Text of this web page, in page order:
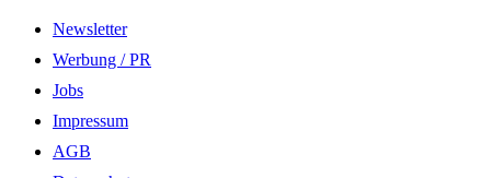
Newsletter
Werbung / PR
Jobs
Impressum
AGB